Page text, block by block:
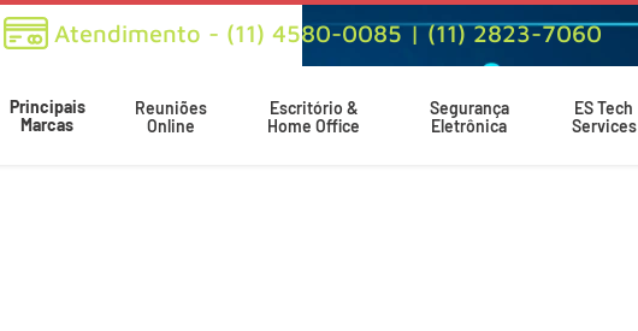
Atendimento - (11) 4580-0085 | (11) 2823-7060
Principais
Marcas
Reuniões
Online
Escritório &
Home Office
Segurança
Eletrônica
ES Tech
Services